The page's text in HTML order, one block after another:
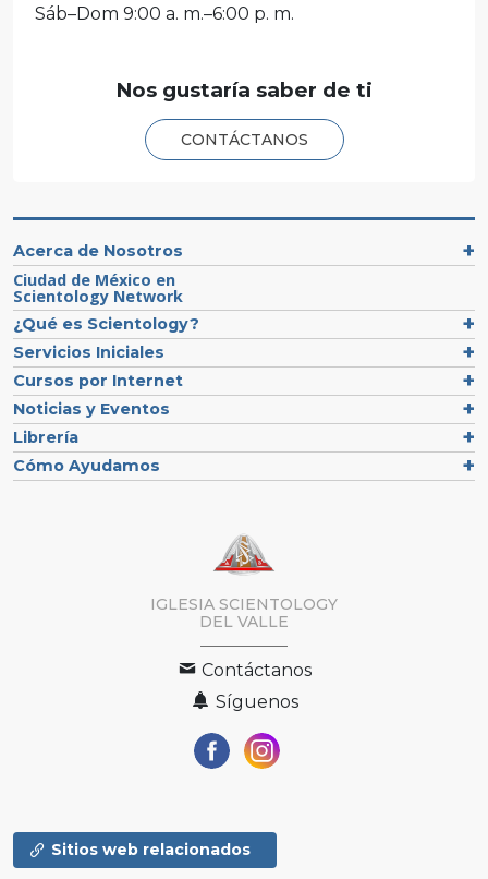
Sáb–Dom 9:00 a. m.–6:00 p. m.
Nos gustaría saber de ti
CONTÁCTANOS
Acerca de Nosotros
Ciudad de México en
Scientology Network
¿Qué es Scientology?
Servicios Iniciales
Cursos por Internet
Noticias y Eventos
Librería
Cómo Ayudamos
IGLESIA SCIENTOLOGY
DEL VALLE
Contáctanos
Síguenos
Sitios web relacionados